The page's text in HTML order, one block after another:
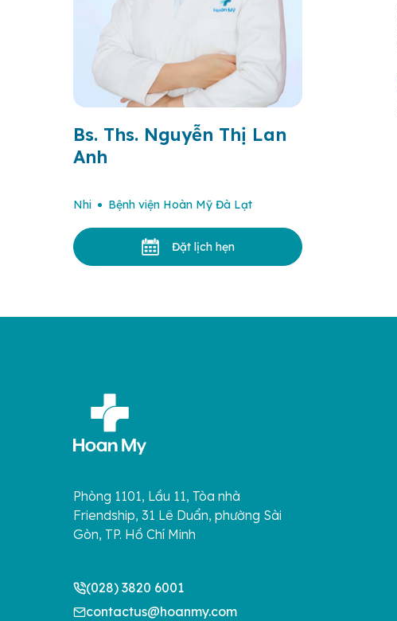
Bs. Ths. Nguyễn Thị Lan
Anh
Nhi Bệnh viện Hoàn Mỹ Đà Lạt
Đặt lịch hẹn
Phòng 1101, Lầu 11, Tòa nhà
Friendship, 31 Lê Duẩn, phường Sài
Gòn, TP. Hồ Chí Minh
(028) 3820 6001
contactus@hoanmy.com